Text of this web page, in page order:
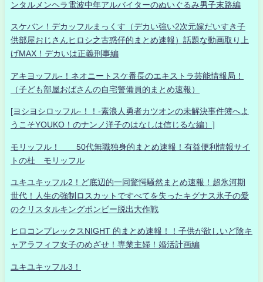
ンタルメンヘラ電波中年アルバイターのぬいぐるみ男子末路編
スケバン！デカッフルまっくす（デカい強い2次元嫁だいすき子
供部屋おじさんヒロシ之古惑仔的まとめ速報）話題な動画取り上
げMAX！デカいは正義刑事編
アキヨッフル-！ネオニートスケ番長のエキストラ芸能情報局！
（子ども部屋おばさんの自宅警備員的まとめ速報）
[ヨシヨシロッフル-！！-素浪人勇者カツオンの未解決事件簿へよ
うこそYOUKO！のナンノ洋子のはなしは信じるな編）]
モリッフル！ 50代無職独身的まとめ速報！有益便利情報サイ
トの杜 モリッフル
ユキユキッフル2！ど底辺的一同驚愕騒然まとめ速報！超氷河期
世代！人生の強制ロスカットですべてを失ったキグナス氷子の愛
のクリスタルキングボンビー脱出大作戦
ヒロコンプレックスNIGHT 的まとめ速報！！子供が欲しいど陰キ
ャアラフィフ女子のめざせ！専業主婦！婚活計画編
ユキユキッフル3！